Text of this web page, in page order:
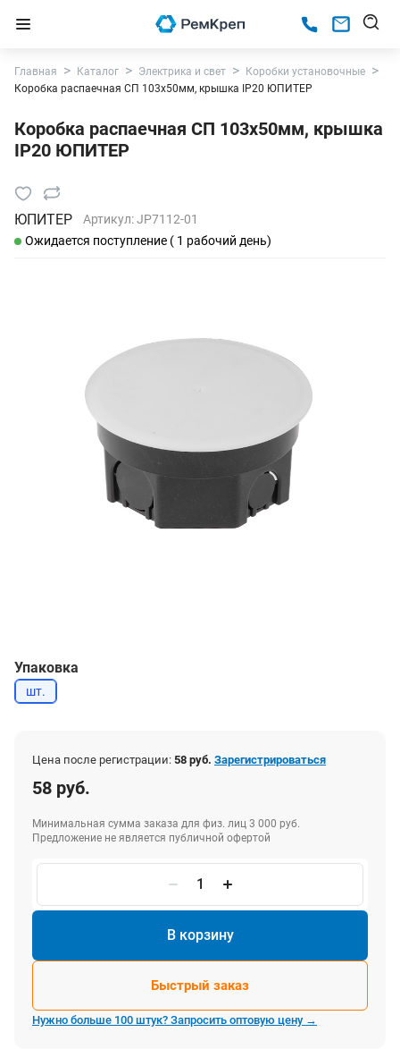
Главная Каталог Электрика и свет
Коробки установочные
Коробка распаечная СП 103х50мм, крышка IP20 ЮПИТЕР
Коробка распаечная СП 103х50мм, крышка
IP20 ЮПИТЕР
ЮПИТЕР Артикул:JP7112-01
Ожидается поступление ( 1 рабочий день)
Упаковка
шт.
Цена после регистрации: 58 руб. Зарегистрироваться
58 руб.
Минимальная сумма заказа для физ. лиц 3 000 руб.
Предложение не является публичной офертой
В корзину
Быстрый заказ
Нужно больше 100 штук? Запросить оптовую цену →